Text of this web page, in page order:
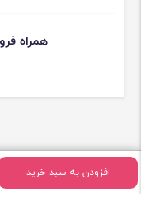
افزودن به سبد خرید
همراه
درباره فروشگاه